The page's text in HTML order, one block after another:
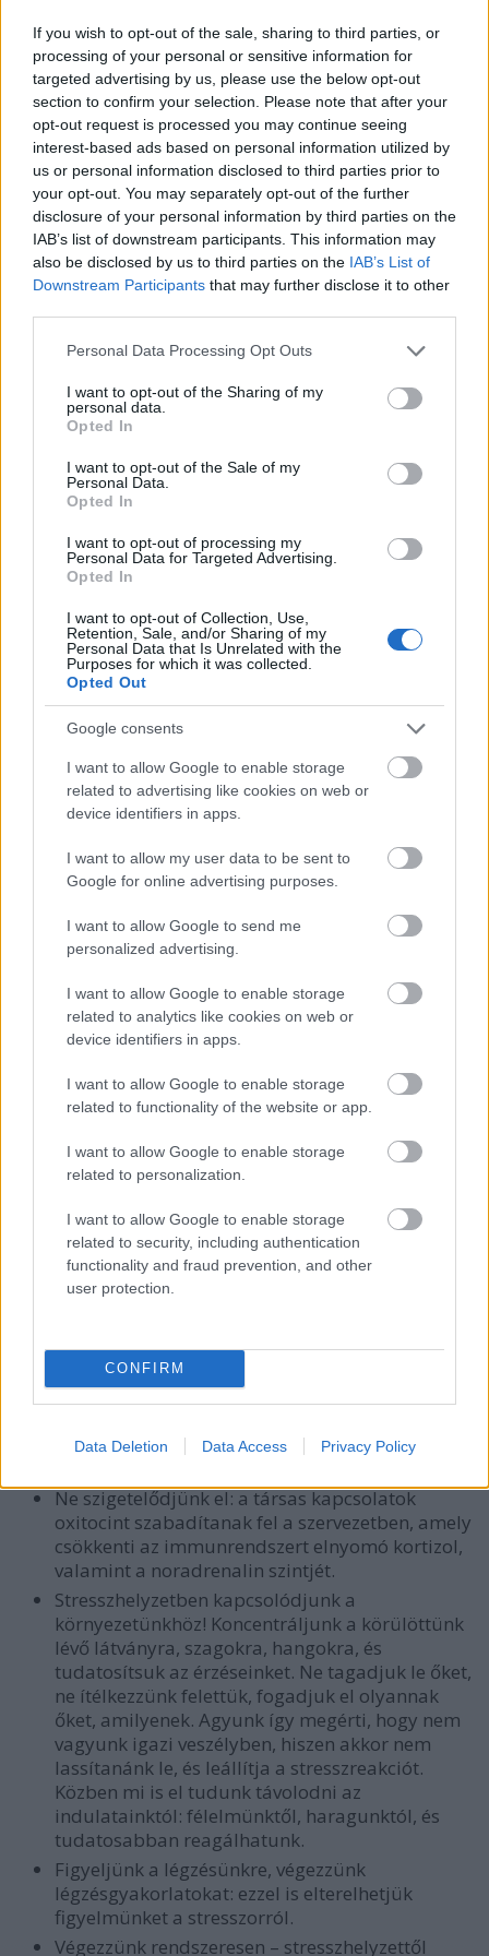
If you wish to opt-out of the sale, sharing to third parties, or
processing of your personal or sensitive information for
targeted advertising by us, please use the below opt-out
section to confirm your selection. Please note that after your
opt-out request is processed you may continue seeing
interest-based ads based on personal information utilized by
us or personal information disclosed to third parties prior to
your opt-out. You may separately opt-out of the further
disclosure of your personal information by third parties on the
IAB’s list of downstream participants. This information may
also be disclosed by us to third parties on the IAB’s List of
Downstream Participants that may further disclose it to other
Please note that this website/app uses one or more Google
not limited to your visit or usage behaviour. You may click to
grant or deny consent to Google and its third-party tags to
use your data for below specified purposes in below Google
consent section.
Personal Data Processing Opt Outs
I want to opt-out of the Sharing of my
personal data.
Opted In
I want to opt-out of the Sale of my
Personal Data.
Opted In
I want to opt-out of processing my
Personal Data for Targeted Advertising.
Opted In
I want to opt-out of Collection, Use,
Retention, Sale, and/or Sharing of my
Personal Data that Is Unrelated with the
Purposes for which it was collected.
Opted Out
Google consents
I want to allow Google to enable storage
related to advertising like cookies on web or
device identifiers in apps.
I want to allow my user data to be sent to
Google for online advertising purposes.
I want to allow Google to send me
personalized advertising.
I want to allow Google to enable storage
related to analytics like cookies on web or
device identifiers in apps.
I want to allow Google to enable storage
related to functionality of the website or app.
I want to allow Google to enable storage
related to personalization.
I want to allow Google to enable storage
related to security, including authentication
functionality and fraud prevention, and other
user protection.
CONFIRM
Data Deletion Data Access Privacy Policy
Milyen káros és veszélyes
stresszcsökkentési módszereket kellene
elkerülni?
Sajnos sokan olyan módszerekkel próbálják meg
szorongásukat csökkenteni, ami inkább csak elfedi a
tüneteket, mint kezeli őket. Ráadásul már rövidtávon
is károsak, illetve függőséget váltanak ki.
Ilyen lehet a cigaretta, az alkohol, a gyógyszerek, az
illegális drogok, de a szerencsejáték, az online- vagy
videójátékok, a telefon, a közösségi oldalak
folyamatos használata, a vásárlási mánia, a
sorozatok habzsolása, a stresszevés vagy éppen a
koplalás, a szex- vagy pornófüggőség. Ezekről a
többség tudja, hogy veszélyesek, rombolják a
teljesítményt, és akadályozzák a mély emberi
kapcsolatok kialakulását és fenntartását. Számos
negatív következménnyel járnak, szégyent okoznak,
így nem csökkentik, sokkal inkább növelik a stresszt.
De van néhány olyan viselkedési probléma is,
amelyek ugyan kevésbé feltűnőek, de hasonló
stresszt, hosszabb távon pedig fokozzák. Ilyen lehet
a halogatás, a túlsportolás, de a munkamánia is.
Mint a felsorolásból is látható, ezek közül
számosnak önmagában, kis mértékben nincs káros
törekedni: mozogjunk, de ne a mozgás legyen a célja
az életünknek, dolgozzunk, de legyen időnk
önmagunkra vagy a munkán kívüli teendőinkre is.
Semmi baj azzal, ha kikapcsolódunk egy játékkal,
megnézünk egy részt kedvenc sorozatunkból: ez
egészséges kikapcsolódás. De ha nem tudjuk
abbahagyni, ha elhanyagolunk e miatt fontos
dolgokat, akkor már pótcselekvés, menekülés a
problémák elől. Érdemes a motivációra figyelni:
játszani van kedvünk, vagy ezzel kerüljük el a
szembenézést egy problémával? Ha nem iszunk,
nem tudunk társaságba menni? A megoldás nem
hanem a kiváltó probléma megkeresése,
feldolgozása. Ez tehet minket valóban szabaddá és
Milyen jó stresszkezelési módszereket
érdemes kipróbálni, napi rutinná
tenni a szorongásra hajlamos
egyetemistáknak?
Először is érdemes növelni önismeretünket és
a kudarcokat vagy a kudarctól való félelmeinket!
Mozogjunk rendszeresen, hiszen ezzel levezetjük
használt energiát.
Ne szigetelődjünk el: a társas kapcsolatok
oxitocint szabadítanak fel a szervezetben, amely
csökkenti az immunrendszert elnyomó kortizol,
valamint a noradrenalin szintjét.
Stresszhelyzetben kapcsolódjunk a
környezetünkhöz! Koncentráljunk a körülöttünk
lévő látványra, szagokra, hangokra, és
tudatosítsuk az érzéseinket. Ne tagadjuk le őket,
ne ítélkezzünk felettük, fogadjuk el olyannak
őket, amilyenek. Agyunk így megérti, hogy nem
vagyunk igazi veszélyben, hiszen akkor nem
lassítanánk le, és leállítja a stresszreakciót.
Közben mi is el tudunk távolodni az
indulatainktól: félelmünktől, haragunktól, és
tudatosabban reagálhatunk.
Figyeljünk a légzésünkre, végezzünk
légzésgyakorlatokat: ezzel is elterelhetjük
figyelmünket a stresszorról.
Végezzünk rendszeresen – stresszhelyzettől